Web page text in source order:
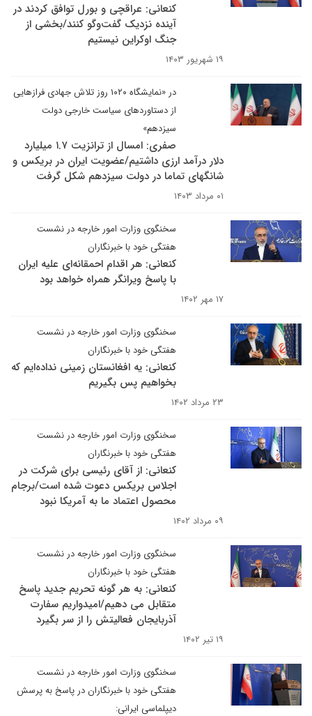
کنعانی: عراقچی و بورل توافق کردند در
آینده نزدیک گفت‌وگو کنند/بخشی از
جنگ اوکراین نیستیم
۱۹ شهریور ۱۴۰۳
در «نمایشگاه ۱۰۲۰ روز تلاش جهادی فرازهایی
از دستاوردهای سیاست خارجی دولت
سیزدهم»
صفری: امسال از ترانزیت ۱.۷ میلیارد
دلار درآمد ارزی داشتیم/عضویت ایران در بریکس و
شانگهای تماما در دولت سیزدهم شکل گرفت
۰۱ مرداد ۱۴۰۳
سخنگوی وزارت امور خارجه در نشست
هفتگی خود با خبرنگاران
کنعانی: هر اقدام احمقانه‌ای علیه ایران
با پاسخ ویرانگر همراه خواهد بود
۱۷ مهر ۱۴۰۲
سخنگوی وزارت امور خارجه در نشست
هفتگی خود با خبرنگاران
کنعانی: یه افغانستان زمینی نداده‌ایم که
بخواهیم پس بگیریم
۲۳ مرداد ۱۴۰۲
سخنگوی وزارت امور خارجه در نشست
هفتگی خود با خبرنگاران
کنعانی: از آقای رئیسی برای شرکت در
اجلاس بریکس دعوت شده است/برجام
محصول اعتماد ما به آمریکا نبود
۰۹ مرداد ۱۴۰۲
سخنگوی وزارت امور خارجه در نشست
هفتگی خود با خبرنگاران
کنعانی: به هر گونه تحریم جدید پاسخ
متقابل می دهیم/امیدواریم سفارت
آذربایجان فعالیتش را از سر بگیرد
۱۹ تیر ۱۴۰۲
سخنگوی وزارت امور خارجه در نشست
هفتگی خود با خبرنگاران در پاسخ به پرسش
دیپلماسی ایرانی: